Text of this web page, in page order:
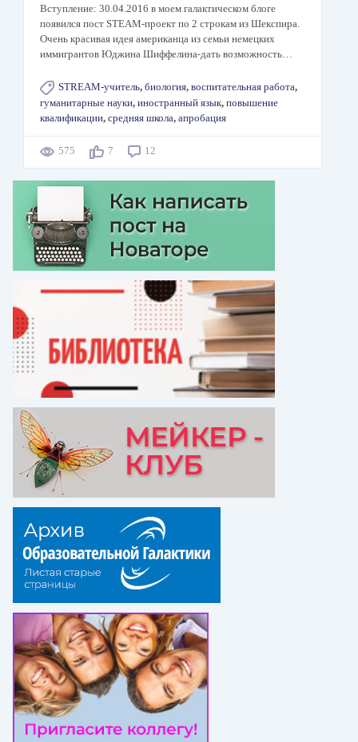
Вступление: 30.04.2016 в моем галактическом блоге
появился пост STEAM-проект по 2 строкам из Шекспира.
Очень красивая идея американца из семьи немецких
иммигрантов Юджина Шиффелина-дать возможность…
STREAM-учитель, биология, воспитательная работа,
гуманитарные науки, иностранный язык, повышение
квалификации, средняя школа, апробация
575 7 12